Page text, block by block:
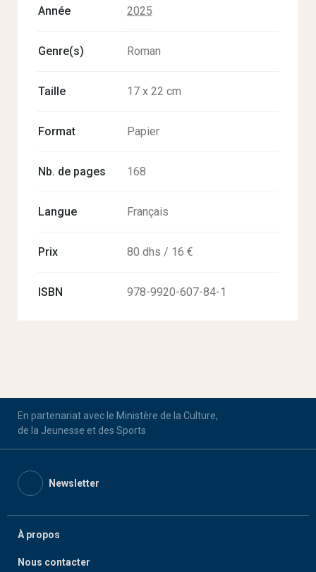
Année 2025
Genre(s) Roman
Taille 17 x 22 cm
Format Papier
Nb. de pages 168
Langue Français
Prix 80 dhs / 16 €
ISBN 978-9920-607-84-1
En partenariat avec le Ministère de la Culture,
de la Jeunesse et des Sports
Newsletter
À propos
Nous contacter